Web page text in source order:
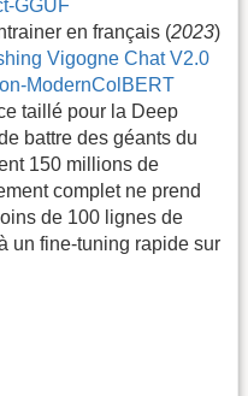
GGUF
en français (2023)
Vigogne Chat V2.0
ModernColBERT
taillé pour la Deep
battre des géants du
150 millions de
complet ne prend
de 100 lignes de
un fine-tuning rapide sur